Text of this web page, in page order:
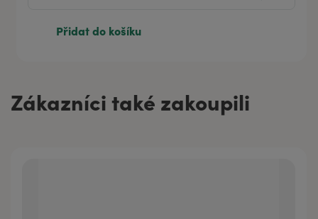
Přidat do košíku
Zákazníci také zakoupili